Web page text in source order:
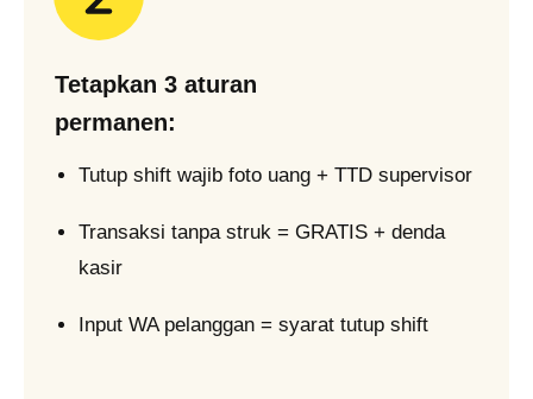
Tetapkan 3 aturan
permanen:
Tutup shift wajib foto uang + TTD supervisor
Transaksi tanpa struk = GRATIS + denda
kasir
Input WA pelanggan = syarat tutup shift